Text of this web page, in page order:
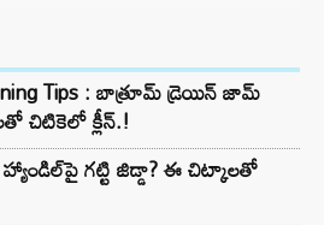
Tips : బాత్రూమ్ డ్రెయిన్ జామ్
చిటికెలో క్లీన్.!
గట్టి జిడ్డా? ఈ చిట్కాలతో